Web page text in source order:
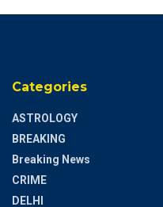
Categories
ASTROLOGY
BREAKING
Breaking News
CRIME
DELHI